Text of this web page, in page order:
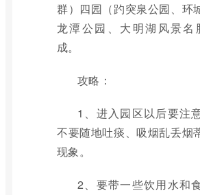
群）四园（趵突泉公园、环
龙潭公园、大明湖风景名
成。
攻略：
1、进入园区以后要注
不要随地吐痰、吸烟乱丢烟
现象。
2、要带一些饮用水和